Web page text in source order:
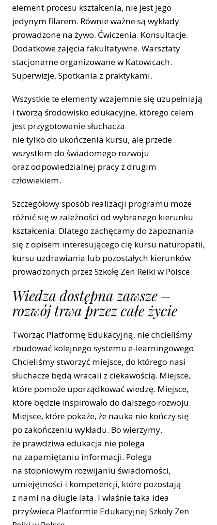
element procesu kształcenia, nie jest jego
jedynym filarem. Równie ważne są wykłady
prowadzone na żywo. Ćwiczenia. Konsultacje.
Dodatkowe zajęcia fakultatywne. Warsztaty
stacjonarne organizowane w Katowicach.
Superwizje. Spotkania z praktykami.
Wszystkie te elementy wzajemnie się uzupełniają
i tworzą środowisko edukacyjne, którego celem
jest przygotowanie słuchacza
nie tylko do ukończenia kursu, ale przede
wszystkim do świadomego rozwoju
oraz odpowiedzialnej pracy z drugim
człowiekiem.
Szczegółowy sposób realizacji programu może
różnić się w zależności od wybranego kierunku
kształcenia. Dlatego zachęcamy do zapoznania
się z opisem interesującego cię kursu naturopatii,
kursu uzdrawiania lub pozostałych kierunków
prowadzonych przez Szkołę Zen Reiki w Polsce.
Wiedza dostępna zawsze –
rozwój trwa przez całe życie
Tworząc Platformę Edukacyjną, nie chcieliśmy
zbudować kolejnego systemu e-learningowego.
Chcieliśmy stworzyć miejsce, do którego nasi
słuchacze będą wracali z ciekawością. Miejsce,
które pomoże uporządkować wiedzę. Miejsce,
które będzie inspirowało do dalszego rozwoju.
Miejsce, które pokaże, że nauka nie kończy się
po zakończeniu wykładu. Bo wierzymy,
że prawdziwa edukacja nie polega
na zapamiętaniu informacji. Polega
na stopniowym rozwijaniu świadomości,
umiejętności i kompetencji, które pozostają
z nami na długie lata. I właśnie taka idea
przyświeca Platformie Edukacyjnej Szkoły Zen